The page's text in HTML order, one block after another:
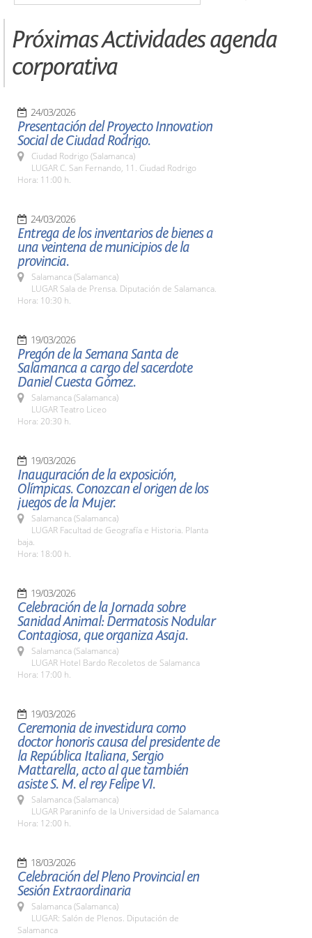
Próximas Actividades agenda
corporativa
24/03/2026
Presentación del Proyecto Innovation
Social de Ciudad Rodrigo.
Ciudad Rodrigo (Salamanca)
LUGAR C. San Fernando, 11. Ciudad Rodrigo
Hora: 11:00 h.
24/03/2026
Entrega de los inventarios de bienes a
una veintena de municipios de la
provincia.
Salamanca (Salamanca)
LUGAR Sala de Prensa. Diputación de Salamanca.
Hora: 10:30 h.
19/03/2026
Pregón de la Semana Santa de
Salamanca a cargo del sacerdote
Daniel Cuesta Gómez.
Salamanca (Salamanca)
LUGAR Teatro Liceo
Hora: 20:30 h.
19/03/2026
Inauguración de la exposición,
Olímpicas. Conozcan el origen de los
juegos de la Mujer.
Salamanca (Salamanca)
LUGAR Facultad de Geografía e Historia. Planta
baja.
Hora: 18:00 h.
19/03/2026
Celebración de la Jornada sobre
Sanidad Animal: Dermatosis Nodular
Contagiosa, que organiza Asaja.
Salamanca (Salamanca)
LUGAR Hotel Bardo Recoletos de Salamanca
Hora: 17:00 h.
19/03/2026
Ceremonia de investidura como
doctor honoris causa del presidente de
la República Italiana, Sergio
Mattarella, acto al que también
asiste S. M. el rey Felipe VI.
Salamanca (Salamanca)
LUGAR Paraninfo de la Universidad de Salamanca
Hora: 12:00 h.
18/03/2026
Celebración del Pleno Provincial en
Sesión Extraordinaria
Salamanca (Salamanca)
LUGAR: Salón de Plenos. Diputación de
Salamanca